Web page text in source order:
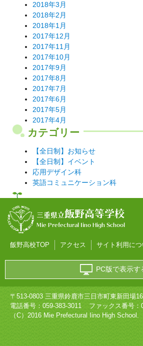
2018年3月
2018年2月
2018年1月
2017年12月
2017年11月
2017年10月
2017年9月
2017年8月
2017年7月
2017年6月
2017年5月
2017年4月
カテゴリー
【全日制】お知らせ
【全日制】イベント
応用デザイン科
英語コミュニケーション科
三重県立飯野高等学校
Mie Prefectural Iino High School
飯野高校TOP アクセス サイト利用につ
PC版で表示す
〒513-0803 三重県鈴鹿市三日市町東新田場
電話番号： 059-383-3011
ファックス番号：
（C）2016 Mie Prefectural Iino High School.